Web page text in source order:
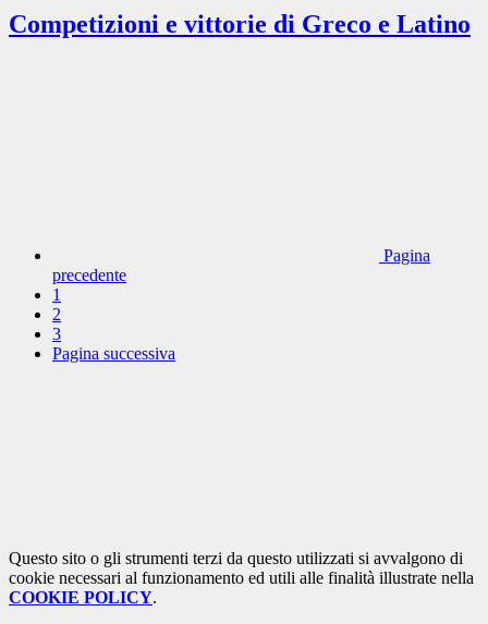
Competizioni e vittorie di Greco e Latino
Pagina
precedente
1
2
3
Pagina successiva
Questo sito o gli strumenti terzi da questo utilizzati si avvalgono di
cookie necessari al funzionamento ed utili alle finalità illustrate nella
COOKIE POLICY.